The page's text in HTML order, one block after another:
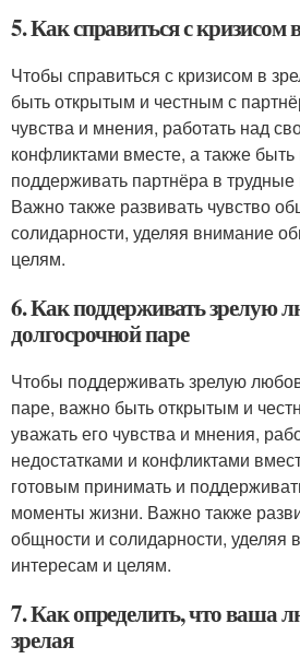
5. Как справиться с кризисом
Чтобы справиться с кризисом в
быть открытым и честным с
чувства и мнения, работать над
конфликтами вместе, а также
поддерживать партнёра в
Важно также развивать чувство
солидарности, уделяя внимание
целям.
6. Как поддерживать зрелую
долгосрочной паре
Чтобы поддерживать зрелую
паре, важно быть открытым и
уважать его чувства и мнения,
недостатками и конфликтами
готовым принимать и
моменты жизни. Важно также
общности и солидарности,
интересам и целям.
7. Как определить, что ваша
зрелая